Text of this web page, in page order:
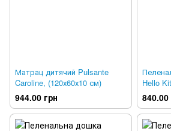
Матрац дитячий Pulsante
Caroline, (120х60х10 см)
944.00 грн
Hello
840.00